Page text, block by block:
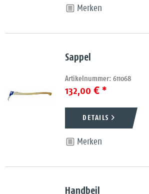
Merken
Sappel
Artikelnummer: 611068
132,00 € *
DETAILS
Merken
Handbeil